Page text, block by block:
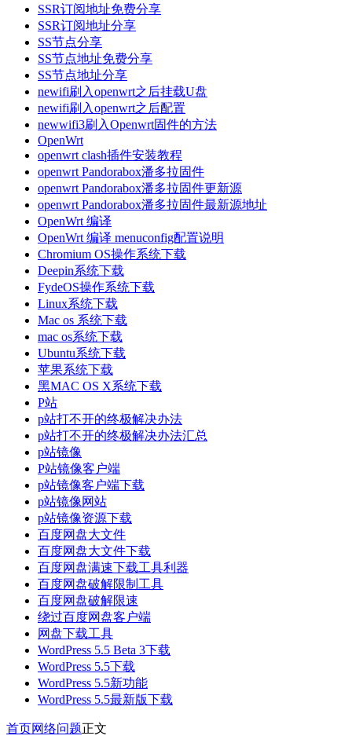
SSR订阅地址免费分享
SSR订阅地址分享
SS节点分享
SS节点地址免费分享
SS节点地址分享
newifi刷入openwrt之后挂载U盘
newifi刷入openwrt之后配置
newwifi3刷入Openwrt固件的方法
OpenWrt
openwrt clash插件安装教程
openwrt Pandorabox潘多拉固件
openwrt Pandorabox潘多拉固件更新源
openwrt Pandorabox潘多拉固件最新源地址
OpenWrt 编译
OpenWrt 编译 menuconfig配置说明
Chromium OS操作系统下载
Deepin系统下载
FydeOS操作系统下载
Linux系统下载
Mac os 系统下载
mac os系统下载
Ubuntu系统下载
苹果系统下载
黑MAC OS X系统下载
P站
p站打不开的终极解决办法
p站打不开的终极解决办法汇总
p站镜像
P站镜像客户端
p站镜像客户端下载
p站镜像网站
p站镜像资源下载
百度网盘大文件
百度网盘大文件下载
百度网盘满速下载工具利器
百度网盘破解限制工具
百度网盘破解限速
绕过百度网盘客户端
网盘下载工具
WordPress 5.5 Beta 3下载
WordPress 5.5下载
WordPress 5.5新功能
WordPress 5.5最新版下载
首页网络问题正文